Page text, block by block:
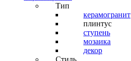
Тип
керамогранит
плинтус
ступень
мозаика
декор
Стиль